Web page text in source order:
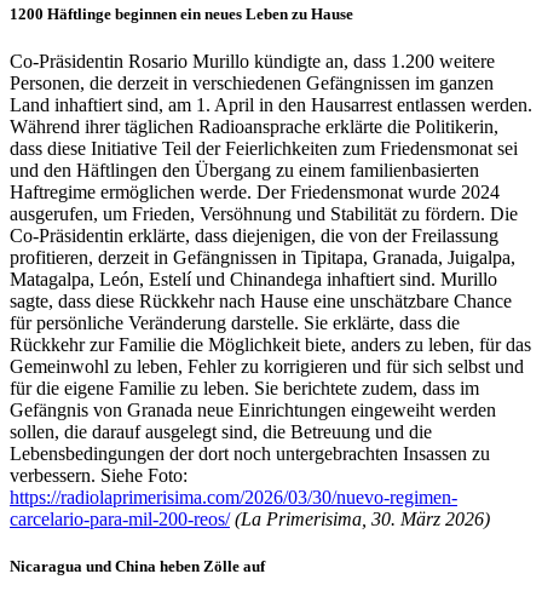
1200 Häftlinge beginnen ein neues Leben zu Hause
Co-Präsidentin Rosario Murillo kündigte an, dass 1.200 weitere
Personen, die derzeit in verschiedenen Gefängnissen im ganzen
Land inhaftiert sind, am 1. April in den Hausarrest entlassen werden.
Während ihrer täglichen Radioansprache erklärte die Politikerin,
dass diese Initiative Teil der Feierlichkeiten zum Friedensmonat sei
und den Häftlingen den Übergang zu einem familienbasierten
Haftregime ermöglichen werde. Der Friedensmonat wurde 2024
ausgerufen, um Frieden, Versöhnung und Stabilität zu fördern. Die
Co-Präsidentin erklärte, dass diejenigen, die von der Freilassung
profitieren, derzeit in Gefängnissen in Tipitapa, Granada, Juigalpa,
Matagalpa, León, Estelí und Chinandega inhaftiert sind. Murillo
sagte, dass diese Rückkehr nach Hause eine unschätzbare Chance
für persönliche Veränderung darstelle. Sie erklärte, dass die
Rückkehr zur Familie die Möglichkeit biete, anders zu leben, für das
Gemeinwohl zu leben, Fehler zu korrigieren und für sich selbst und
für die eigene Familie zu leben. Sie berichtete zudem, dass im
Gefängnis von Granada neue Einrichtungen eingeweiht werden
sollen, die darauf ausgelegt sind, die Betreuung und die
Lebensbedingungen der dort noch untergebrachten Insassen zu
verbessern. Siehe Foto:
https://radiolaprimerisima.com/2026/03/30/nuevo-regimen-
carcelario-para-mil-200-reos/ (La Primerisima, 30. März 2026)
Nicaragua und China heben Zölle auf